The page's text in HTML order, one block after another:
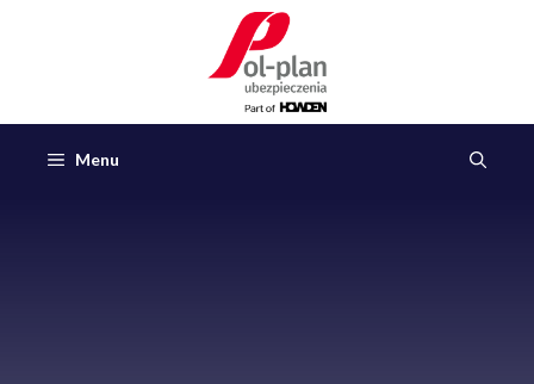
Menu